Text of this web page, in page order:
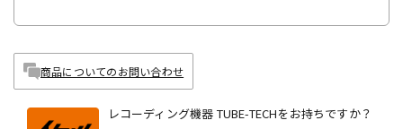
商品についてのお問い合わせ
レコーディング機器 TUBE-TECHをお持ちですか？